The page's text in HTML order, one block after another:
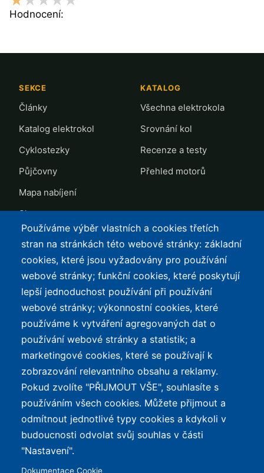
Hodnocení:
SEKCE
Články
Katalog elektrokol
Cyklostezky
Půjčovny
Mapa nabíjení
Slevy
KATALOG
Všechna elektrokola
Srovnání kol
Recenze a testy
Přehled motorů
TOP LISTY Z DAT
Přehled top listů
Nejlehčí elektrokola
Největší dojezd
Nejlevnější s Bosch CX
Největší poklesy cen
Nejlepší poměr
cena/výkon
SERVIS
Kontakt
Podmínky užívání a
ochrana osobních údajů
e-Biker Point
Mapa stránek
O WEBU
Průvodce světem
elektrokol — recenze,
Používáme výběr vlastních a cookies třetích
stran na stránkách této webové stránky: základní
cookies, které jsou vyžadovány pro používání
webové stránky; funkční cookies, které poskytují
lepší jednoduchost používání při používání
webové stránky; výkonnostní cookies, které
používáme k vytváření agregovaných dat o
používání webové stránky a statistik; a
marketingové cookies, které se používají k
zobrazování relevantního obsahu a reklamy.
Pokud zvolíte "PŘIJMOUT VŠE", souhlasíte s
používáním všech cookies. Můžete přijmout a
odmítnout jednotlivé typy cookies a kdykoli v
budoucnosti odvolat svůj souhlas v části
"Nastavení".
Dokumentace Cookie
REKLAMA